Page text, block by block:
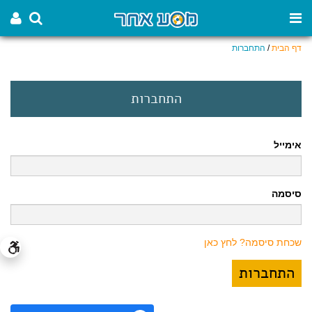
דף הבית/ התחברות
התחברות
אימייל
סיסמה
שכחת סיסמה? לחץ כאן